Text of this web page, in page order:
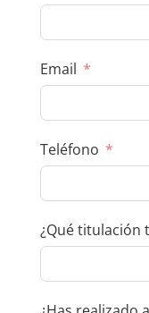
Email
Teléfono
¿Qué titulación